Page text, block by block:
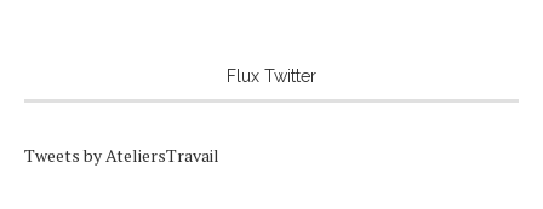
Flux Twitter
Tweets by AteliersTravail